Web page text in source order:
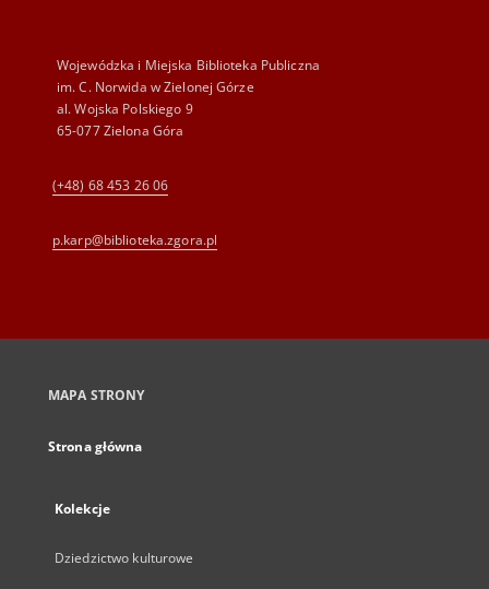
Wojewódzka i Miejska Biblioteka Publiczna
im. C. Norwida w Zielonej Górze
al. Wojska Polskiego 9
65-077 Zielona Góra
(+48) 68 453 26 06
p.karp@biblioteka.zgora.pl
MAPA STRONY
Strona główna
Kolekcje
Dziedzictwo kulturowe